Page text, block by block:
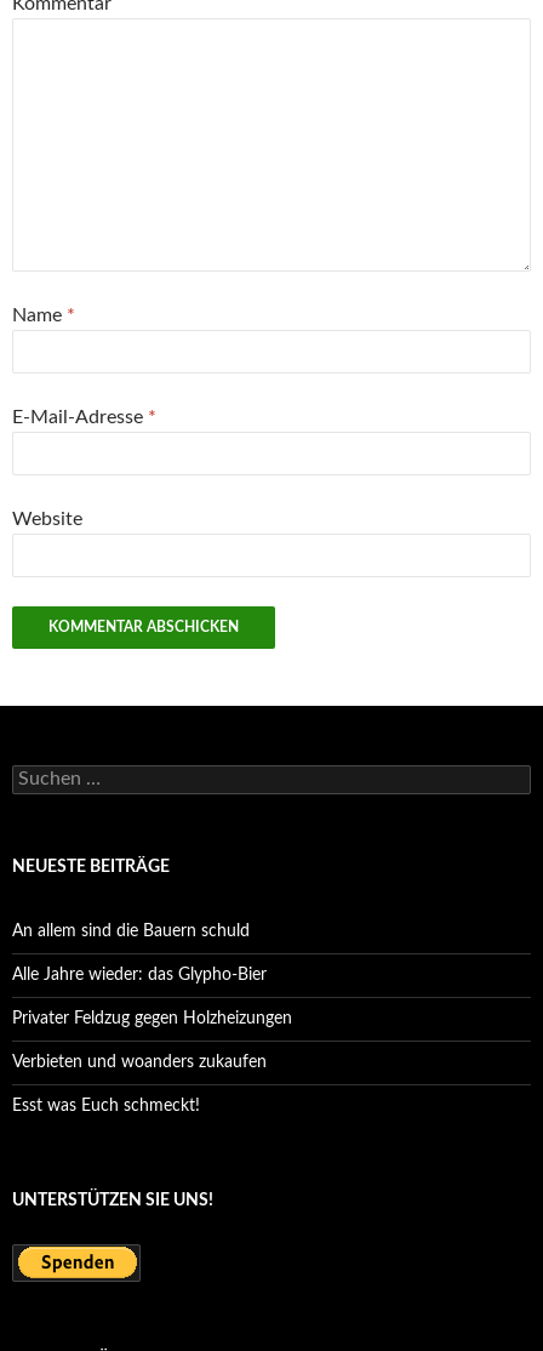
Name *
E-Mail-Adresse *
Website
Suchen
nach:
NEUESTE BEITRÄGE
An allem sind die Bauern schuld
Alle Jahre wieder: das Glypho-Bier
Privater Feldzug gegen Holzheizungen
Verbieten und woanders zukaufen
Esst was Euch schmeckt!
UNTERSTÜTZEN SIE UNS!